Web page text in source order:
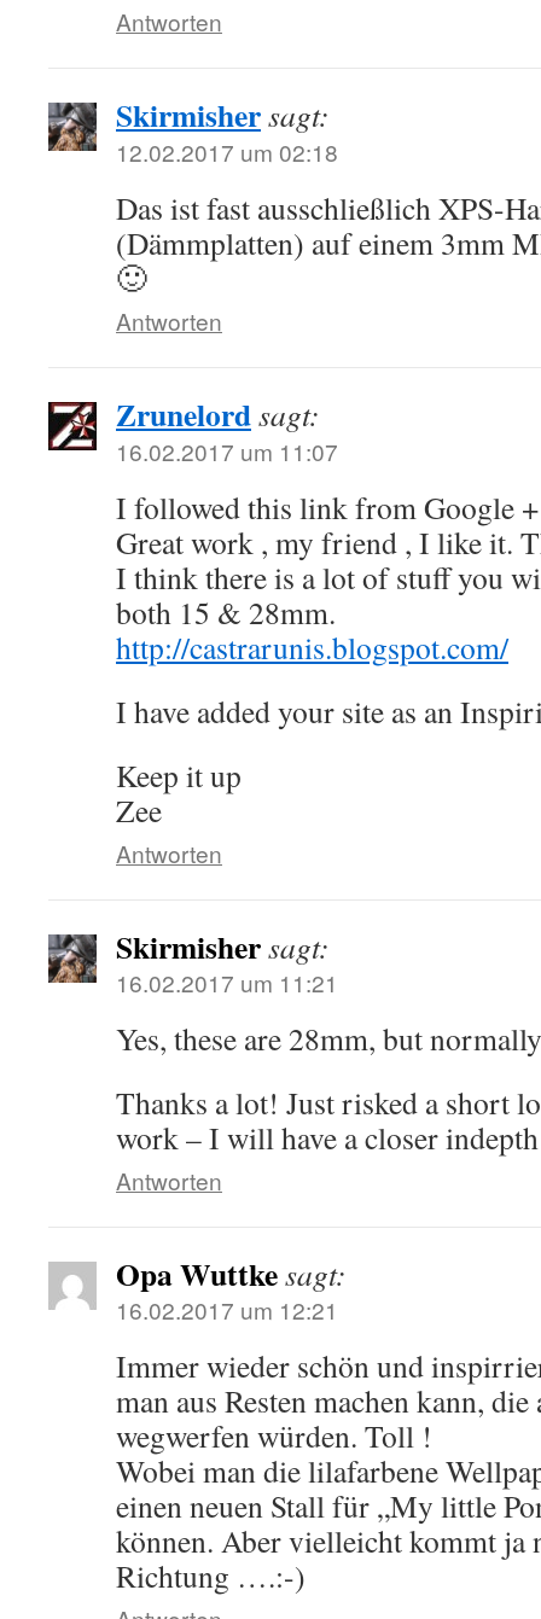
Antworten
Skirmishersagt:
12.02.2017 um 02:18
Das ist fast ausschließlich XPS-
(Dämmplatten) auf einem 3mm
🙂
Antworten
Zrunelordsagt:
16.02.2017 um 11:07
I followed this link from Google +
Great work , my friend , I like it.
I think there is a lot of stuff you
both 15 & 28mm.
http://castrarunis.blogspot.com/
I have added your site as an
Keep it up
Zee
Antworten
Skirmishersagt:
16.02.2017 um 11:21
Yes, these are 28mm, but
Thanks a lot! Just risked a short
work – I will have a closer
Antworten
Opa Wuttkesagt:
16.02.2017 um 12:21
Immer wieder schön und
man aus Resten machen kann,
wegwerfen würden. Toll !
Wobei man die lilafarbene
einen neuen Stall für „My little
können. Aber vielleicht kommt ja
Richtung ….:-)